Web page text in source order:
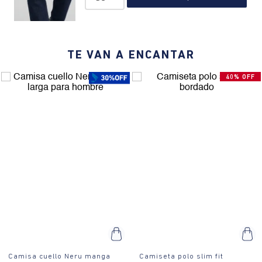
el día.
horizontales en contraste que destaca sobre el fondo sólido.
¿Cómo se usa?:Ideal para eventos casuales o reuniones
informales, esta camisa se adapta perfectamente a un ambiente
TE VAN A ENCANTAR
Camisa cuello Neru manga
40% OFF
Camiseta polo slim fit